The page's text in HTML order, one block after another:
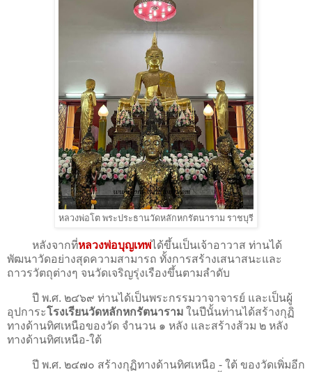
หลวงพ่อโต พระประธานวัดหลักหกรัตนาราม ราชบุรี
หลังจากที่หลวงพ่อบุญเทพได้ขึ้นเป็นเจ้าอาวาส ท่านได้
พัฒนาวัดอย่างสุดความสามารถ ทั้งการสร้างเสนาสนะและ
ถาวรวัตถุต่างๆ จนวัดเจริญรุ่งเรืองขึ้นตามลำดับ
ปี พ.ศ. ๒๔๖๙ ท่านได้เป็นพระกรรมวาจาจารย์ และเป็นผู้
อุปการะโรงเรียนวัดหลักหกรัตนาราม ในปีนั้นท่านได้สร้างกุฏิ
ทางด้านทิศเหนือของวัด จำนวน ๑ หลัง และสร้างส้วม ๒ หลัง
ทางด้านทิศเหนือ-ใต้
ปี พ.ศ. ๒๔๗๐ สร้างกุฏิทางด้านทิศเหนือ - ใต้ ของวัดเพิ่มอีก